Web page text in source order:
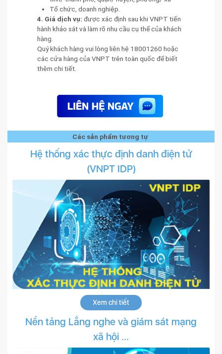
Tổ chức, doanh nghiệp.
4. Giá dịch vụ: được xác định sau khi VNPT tiến
hành khảo sát và làm rõ nhu cầu cụ thể của khách
hàng.
Quý khách hàng vui lòng liên hệ 18001260 hoặc
các cửa hàng của VNPT trên toàn quốc để biết
thêm chi tiết.
Các sản phẩm tương tự
Hệ thống xác thực định danh điện tử
(VNPT IDP)
Xem chi tiết
Nền tảng Lắng nghe và giám sát mạng
xã hội ...